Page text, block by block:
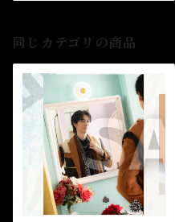
同じカテゴリの商品